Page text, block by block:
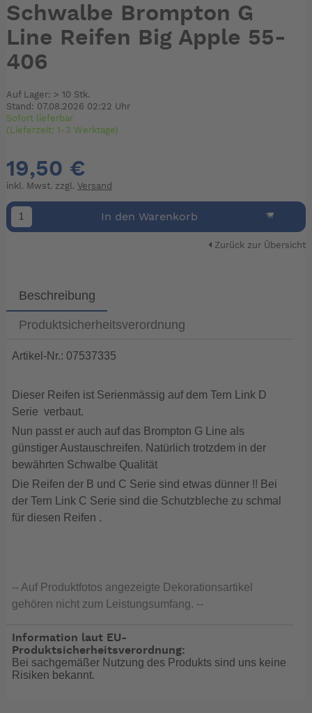
Schwalbe Brompton G
Line Reifen Big Apple 55-
406
Auf Lager: > 10 Stk.
Stand: 07.08.2026 02:22 Uhr
Sofort lieferbar
(Lieferzeit: 1-3 Werktage)
19,50 €
inkl. Mwst. zzgl. Versand
In den Warenkorb
Zurück zur Übersicht
Beschreibung
Produktsicherheitsverordnung
Artikel-Nr.: 07537335
Dieser Reifen ist Serienmässig auf dem Tern Link D
Serie verbaut.
Nun passt er auch auf das Brompton G Line als
günstiger Austauschreifen. Natürlich trotzdem in der
bewährten Schwalbe Qualität
Die Reifen der B und C Serie sind etwas dünner !! Bei
der Tern Link C Serie sind die Schutzbleche zu schmal
für diesen Reifen .
-- Auf Produktfotos angezeigte Dekorationsartikel
gehören nicht zum Leistungsumfang. --
Information laut EU-
Produktsicherheitsverordnung:
Bei sachgemäßer Nutzung des Produkts sind uns keine
Risiken bekannt.